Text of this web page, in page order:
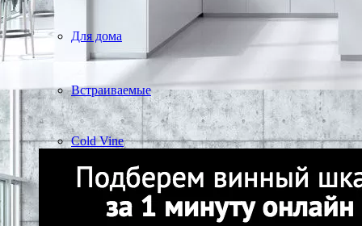
Для дома
Встраиваемые
Cold Vine